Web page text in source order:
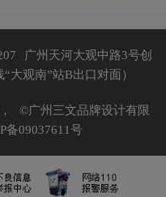
广州天河大观中路3号创
大观南”站B出口对面）
©广州三文品牌设计有限
备09037611号